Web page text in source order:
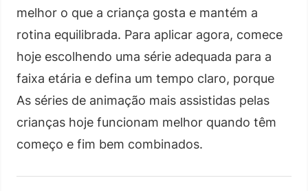
melhor o que a criança gosta e mantém a
rotina equilibrada. Para aplicar agora, comece
hoje escolhendo uma série adequada para a
faixa etária e defina um tempo claro, porque
As séries de animação mais assistidas pelas
crianças hoje funcionam melhor quando têm
começo e fim bem combinados.